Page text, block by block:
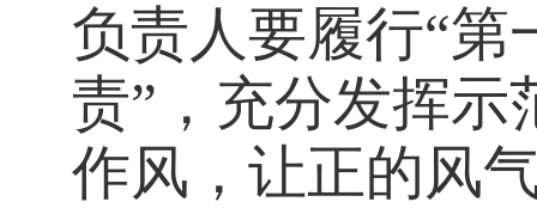
负责人要履行“第
责”，充分发挥
作风，让正的风